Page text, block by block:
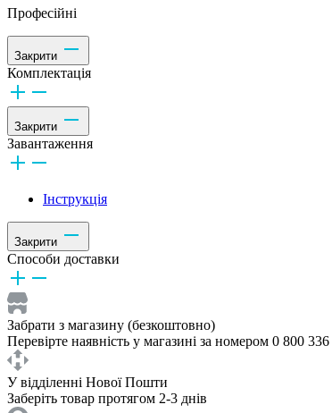
Професійні
Закрити
Комплектація
Закрити
Завантаження
Інструкція
Закрити
Способи доставки
Забрати з магазину (безкоштовно)
Перевірте наявність у магазині за номером 0 800
У відділенні Нової Пошти
Заберіть товар протягом 2-3 днів